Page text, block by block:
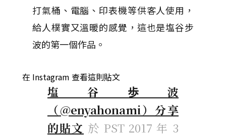
打氣桶、電腦、印表機等供客人使用，
給人樸實又溫暖的感覺，這也是塩谷步
波的第一個作品。
在 Instagram 查看這則貼文
塩谷歩波
（@enyahonami）分享
的貼文 於 PST 2017 年 3